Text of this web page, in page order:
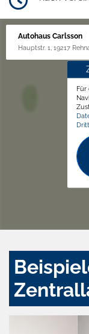
Autohaus Carlsson
Hauptstr. 1, 19217
Für